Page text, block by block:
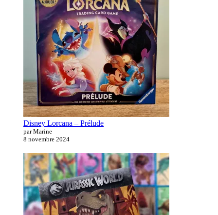
Disney Lorcana – Prélude
par Marine
8 novembre 2024